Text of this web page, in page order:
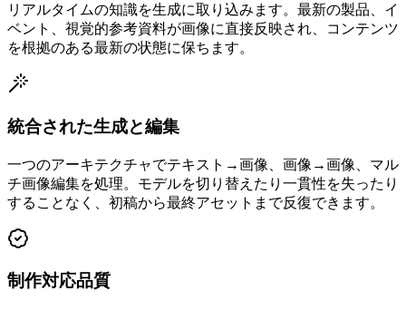
リアルタイムの知識を生成に取り込みます。最新の製品、イ
ベント、視覚的参考資料が画像に直接反映され、コンテンツ
を根拠のある最新の状態に保ちます。
統合された生成と編集
一つのアーキテクチャでテキスト→画像、画像→画像、マル
チ画像編集を処理。モデルを切り替えたり一貫性を失ったり
することなく、初稿から最終アセットまで反復できます。
制作対応品質